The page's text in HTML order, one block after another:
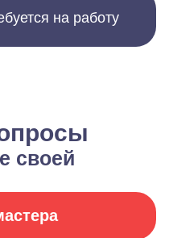
на работу
своей